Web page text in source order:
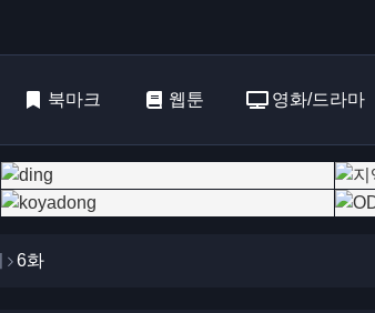
북마크 웹툰 영화/드라마
6화